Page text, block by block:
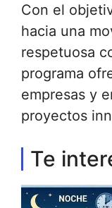
Con el
hacia una
respetuosa
programa
empresas y
proyectos
Te